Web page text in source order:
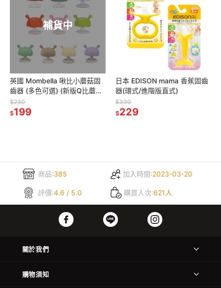
補貨中
英國 Mombella 啾比小蘑菇固
齒器 (多色可選) (新版Q比蘑菇
固齒器)
$230
$199
日本 EDISON mama 香蕉固齒
器(環式/進階版直式)
$330
$229
商品:385 加入時間:2023-03-20
評價:4.6 / 5.0 購買人次:621人
關於我們
購物須知